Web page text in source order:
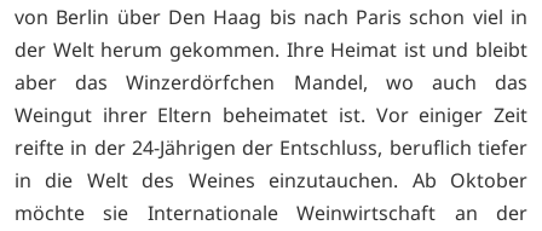
von Berlin über Den Haag bis nach Paris schon viel in
der Welt herum gekommen. Ihre Heimat ist und bleibt
aber das Winzerdörfchen Mandel, wo auch das
Weingut ihrer Eltern beheimatet ist. Vor einiger Zeit
reifte in der 24-Jährigen der Entschluss, beruflich tiefer
in die Welt des Weines einzutauchen. Ab Oktober
möchte sie Internationale Weinwirtschaft an der